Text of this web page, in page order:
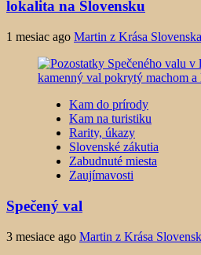
lokalita na Slovensku
1 mesiac ago Martin z Krása Slovenska
Kam do prírody
Kam na turistiku
Rarity, úkazy
Slovenské zákutia
Zabudnuté miesta
Zaujímavosti
Spečený val
3 mesiace ago Martin z Krása